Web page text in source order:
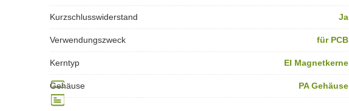
Kurzschlusswiderstand Ja
Verwendungszweck für PCB
Kerntyp EI Magnetkerne
Gehäuse PA Gehäuse